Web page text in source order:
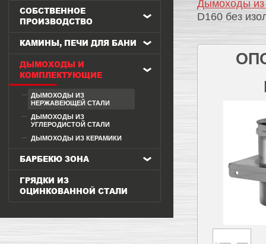
Дымоходы
D160 без
СОБСТВЕННОЕ
ПРОИЗВОДСТВО
КАМИНЫ, ПЕЧИ ДЛЯ БАНИ
ДЫМОХОДЫ И
КОМПЛЕКТУЮЩИЕ
ДЫМОХОДЫ ИЗ
НЕРЖАВЕЮЩЕЙ СТАЛИ
ДЫМОХОДЫ ИЗ
УГЛЕРОДИСТОЙ СТАЛИ
ДЫМОХОДЫ ИЗ КЕРАМИКИ
БАРБЕКЮ ЗОНА
ГРЯДКИ ИЗ
ОЦИНКОВАННОЙ СТАЛИ